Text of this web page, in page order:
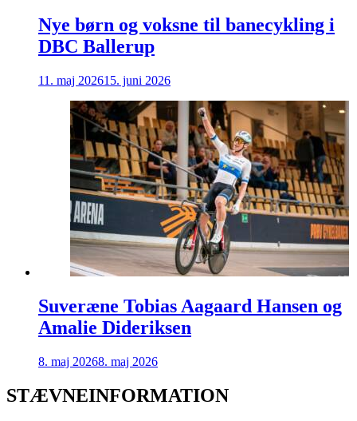
Nye børn og voksne til banecykling i
DBC Ballerup
11. maj 202615. juni 2026
Suveræne Tobias Aagaard Hansen og
Amalie Dideriksen
8. maj 20268. maj 2026
STÆVNEINFORMATION